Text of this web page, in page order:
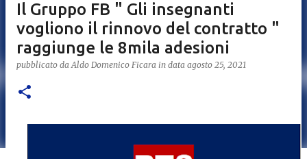
Il Gruppo FB " Gli insegnanti
vogliono il rinnovo del contratto "
raggiunge le 8mila adesioni
pubblicato daAldo Domenico Ficara in data agosto 25, 2021